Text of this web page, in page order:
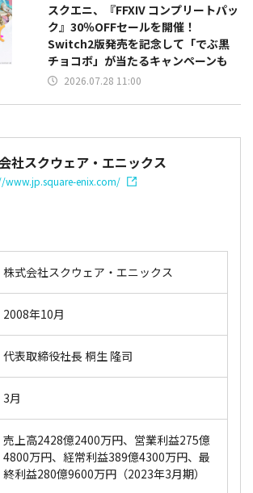
スクエニ、『FFXIV コンプリートパッ
ク』30％OFFセールを開催！
Switch2版発売を記念して「でぶ黒
チョコボ」が当たるキャンペーンも
2026.07.28 11:00
社スクウェア・エニックス
www.jp.square-enix.com/
株式会社スクウェア・エニックス
2008年10月
代表取締役社長 桐生 隆司
3月
売上高2428億2400万円、営業利益275億
4800万円、経常利益389億4300万円、最
終利益280億9600万円（2023年3月期）